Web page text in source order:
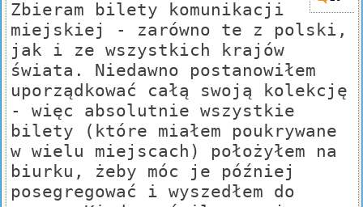
Zbieram bilety komunikacji
miejskiej - zarówno te z polski,
jak i ze wszystkich krajów
świata. Niedawno postanowiłem
uporządkować całą swoją kolekcję
- więc absolutnie wszystkie
bilety (które miałem poukrywane
w wielu miejscach) położyłem na
biurku, żeby móc je później
posegregować i wyszedłem do